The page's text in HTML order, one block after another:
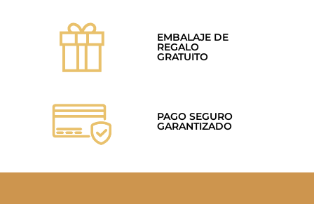
EMBALAJE DE
REGALO
GRATUITO
PAGO SEGURO
GARANTIZADO